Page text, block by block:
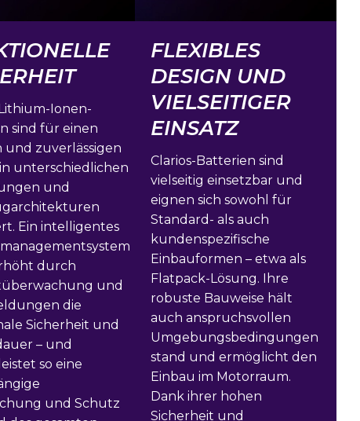
Ionen-
sind für einen
und zuverlässigen
unterschiedlichen
und
Ein intelligentes
durch
und
die
Sicherheit und
– und
so eine
und Schutz
FLEXIBLES
DESIGN UND
VIELSEITIGER
EINSATZ
Clarios-Batterien sind
vielseitig einsetzbar und
eignen sich sowohl für
Standard- als auch
kundenspezifische
Einbauformen – etwa als
Flatpack-Lösung. Ihre
robuste Bauweise hält
auch anspruchsvollen
Umgebungsbedingungen
stand und ermöglicht den
Einbau im Motorraum.
Dank ihrer hohen
Sicherheit und